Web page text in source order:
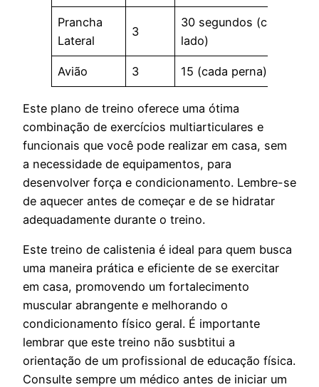
Prancha
Lateral
3
30 segundos (cada
lado)
Avião 3 15 (cada perna)
Este plano de treino oferece uma ótima
combinação de exercícios multiarticulares e
funcionais que você pode realizar em casa, sem
a necessidade de equipamentos, para
desenvolver força e condicionamento. Lembre-se
de aquecer antes de começar e de se hidratar
adequadamente durante o treino.
Este treino de calistenia é ideal para quem busca
uma maneira prática e eficiente de se exercitar
em casa, promovendo um fortalecimento
muscular abrangente e melhorando o
condicionamento físico geral. É importante
lembrar que este treino não susbtitui a
orientação de um profissional de educação física.
Consulte sempre um médico antes de iniciar um